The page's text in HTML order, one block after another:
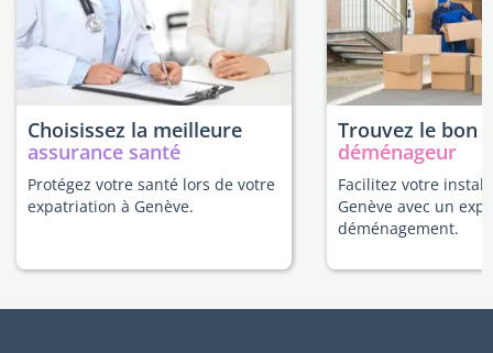
Choisissez la meilleure
assurance santé
Protégez votre santé lors de votre
expatriation à Genève.
Trouvez le bon
déménageur
Facilitez votre
Genève avec un
déménagement.